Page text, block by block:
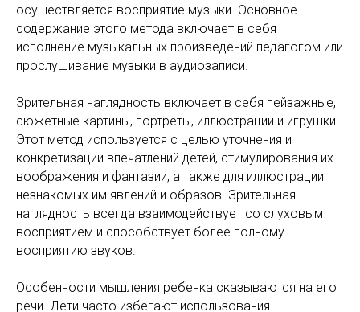
осуществляется восприятие музыки. Основное
содержание этого метода включает в себя
исполнение музыкальных произведений педагогом или
прослушивание музыки в аудиозаписи.
Зрительная наглядность включает в себя пейзажные,
сюжетные картины, портреты, иллюстрации и игрушки.
Этот метод используется с целью уточнения и
конкретизации впечатлений детей, стимулирования их
воображения и фантазии, а также для иллюстрации
незнакомых им явлений и образов. Зрительная
наглядность всегда взаимодействует со слуховым
восприятием и способствует более полному
восприятию звуков.
Особенности мышления ребенка сказываются на его
речи. Дети часто избегают использования